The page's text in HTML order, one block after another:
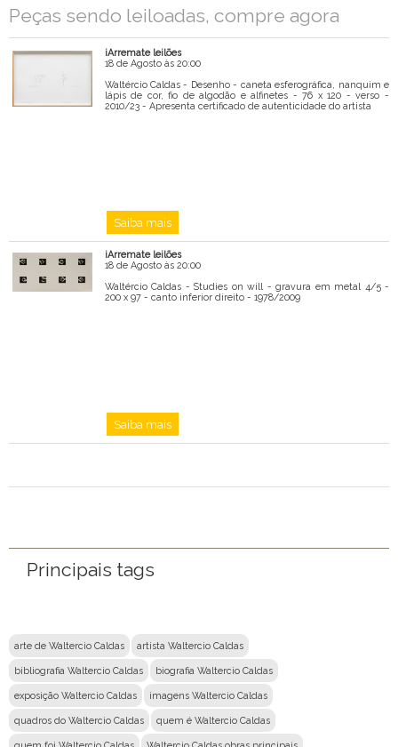
Mensagem
Peças sendo leiloadas, compre agora
iArremate leilões
18 de Agosto às 20:00
Waltércio Caldas - Desenho - caneta esferográfica, nanquim e
lápis de cor, fio de algodão e alfinetes - 76 x 120 - verso -
2010/23 - Apresenta certificado de autenticidade do artista
Saiba mais
iArremate leilões
18 de Agosto às 20:00
Waltércio Caldas - Studies on will - gravura em metal 4/5 -
200 x 97 - canto inferior direito - 1978/2009
Saiba mais
Principais tags
arte de Waltercio Caldas artista Waltercio Caldas
bibliografia Waltercio Caldas biografia Waltercio Caldas
exposição Waltercio Caldas imagens Waltercio Caldas
quadros do Waltercio Caldas quem é Waltercio Caldas